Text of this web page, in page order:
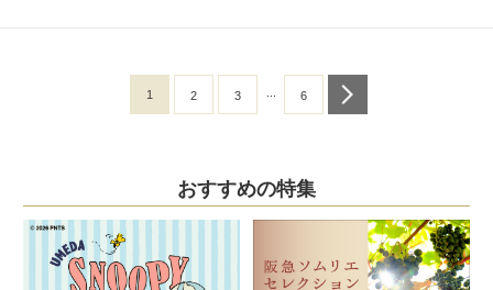
1 2 3 6
おすすめの特集